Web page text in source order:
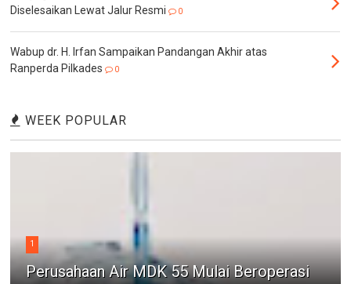
Diselesaikan Lewat Jalur Resmi
0
Wabup dr. H. Irfan Sampaikan Pandangan Akhir atas
Ranperda Pilkades
0
WEEK POPULAR
1
Perusahaan Air MDK 55 Mulai Beroperasi